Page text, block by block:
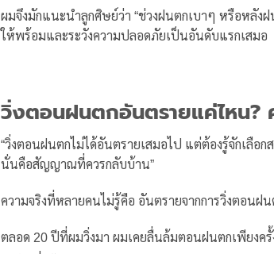
ผมจึงมักแนะนำลูกศิษย์ว่า “ช่วงฝนตกเบาๆ หรือหลัง
ให้พร้อมและระวังความปลอดภัยเป็นอันดับแรกเสมอ
วิ่งตอนฝนตกอันตรายแค่ไหน?
“วิ่งตอนฝนตกไม่ได้อันตรายเสมอไป แต่ต้องรู้จักเลื
นั่นคือสัญญาณที่ควรกลับบ้าน”
ความจริงที่หลายคนไม่รู้คือ อันตรายจากการวิ่งตอนฝ
ตลอด 20 ปีที่ผมวิ่งมา ผมเคยลื่นล้มตอนฝนตกเพียงค